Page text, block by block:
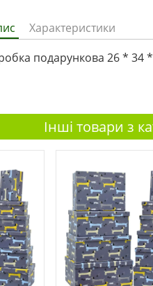
Характеристики
подарункова 26 * 34
Інші товари з